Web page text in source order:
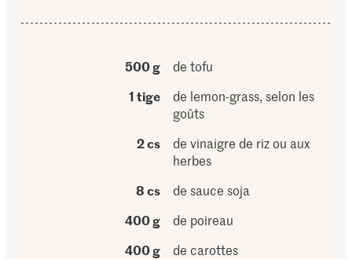
500 g
de tofu
1 tige
de lemon-grass, selon les
goûts
2 cs
de vinaigre de riz ou aux
herbes
8 cs
de sauce soja
400 g
de poireau
400 g
de carottes